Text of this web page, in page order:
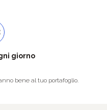
giorno
bene al tuo portafoglio.